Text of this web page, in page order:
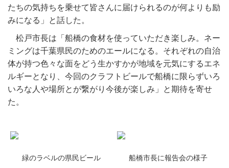
たちの気持ちを乗せて皆さんに届けられるのが何よりも励
みになる」と話した。
松戸市長は「船橋の食材を使っていただき楽しみ。ネー
ミングは千葉県民のためのエールになる。それぞれの自治
体が持つ色々な面をどう生かすかが地域を元気にするエネ
ルギーとなり、今回のクラフトビールで船橋に限らずいろ
いろな人や場所とが繋がり今後が楽しみ」と期待を寄せ
た。
緑のラベルの県民ビール 船橋市長に報告会の様子